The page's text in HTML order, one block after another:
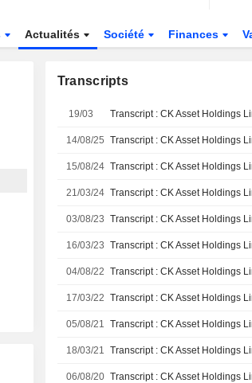
Actualités Société Finances
Transcripts
19/03 Transcript : CK Asset Holdings
14/08/25 Transcript : CK Asset Holdings
15/08/24 Transcript : CK Asset Holdings
21/03/24 Transcript : CK Asset Holdings
03/08/23 Transcript : CK Asset Holdings
16/03/23 Transcript : CK Asset Holdings
04/08/22 Transcript : CK Asset Holdings
17/03/22 Transcript : CK Asset Holdings
05/08/21 Transcript : CK Asset Holdings
18/03/21 Transcript : CK Asset Holdings
06/08/20 Transcript : CK Asset Holdings